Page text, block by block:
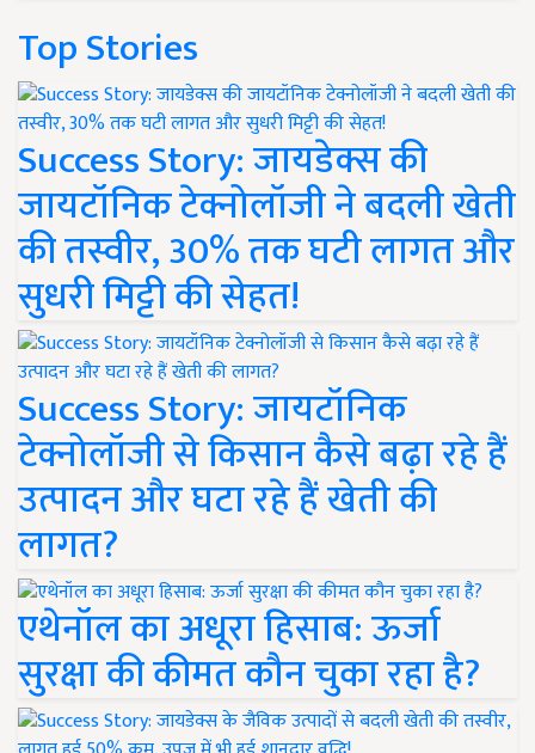
Top Stories
Success Story: जायडेक्स की
जायटॉनिक टेक्नोलॉजी ने बदली खेती
की तस्वीर, 30% तक घटी लागत और
सुधरी मिट्टी की सेहत!
Success Story: जायटॉनिक
टेक्नोलॉजी से किसान कैसे बढ़ा रहे हैं
उत्पादन और घटा रहे हैं खेती की
लागत?
एथेनॉल का अधूरा हिसाब: ऊर्जा
सुरक्षा की कीमत कौन चुका रहा है?